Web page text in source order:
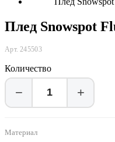
Плед Snowspot
Арт. 245503
Количество
− +
Материал